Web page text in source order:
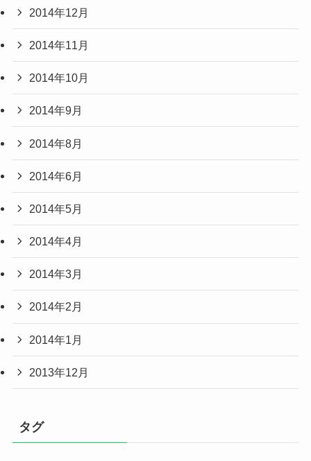
2014年12月
2014年11月
2014年10月
2014年9月
2014年8月
2014年6月
2014年5月
2014年4月
2014年3月
2014年2月
2014年1月
2013年12月
タグ